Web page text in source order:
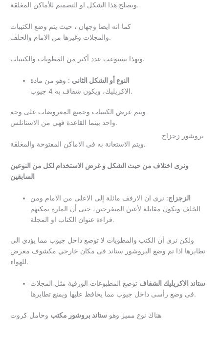
بروشور زجزاج
ويصلح هذا الشكل او التصميم للأماكن المغلقة.
كما انه ايضا وجهان ، حيث يتم وضع الكتيبات
والمجلات وغيرها من الامام والخلف.
وبهذا يستوعب عدد أكبر من المطويات والكتيبات.
النوع أو الشكل الثاني : وهو من مادة
الاكريليك، ويكون شفاف به 4 جيوب.
ويتم عرض الكتيبات وجميع المعروضات على وجه
واحد بينما القاعدة فهي من الاستانلس.
ويتم الاستعانة به فى الاماكن المفتوحة والمغلقة.
ونرى اختلاف من حيث الشكل و غرض الاستخدام لكل من النوعين
السابقين
الزجزاج: نرى ان الارفف مائلة إلى الاعلى من الامام ومن
الخلف وتكون مقابلة لأعين المتفرجين، حتى أن المارة يمكنهم
قراءة عنوان الكتاب او المجلة.
ولكن نرى أن الكتب والمطويات لا توضع داخل جيوب مما يؤدي الى
تطايرها اذا تم وضع البروشور ستاند فى مكان خارجي مكشوف معرض
للهواء.
ستاند الاكريليك الشفاف توضع المطبوعات الورقية مثل المجلات
فى وضع رأسى داخل جيوب مما يحافظ عليها ويمنع تطايرها.
هناك نوع مميز وهو ستاند بروشور مكتب وحامل كروت